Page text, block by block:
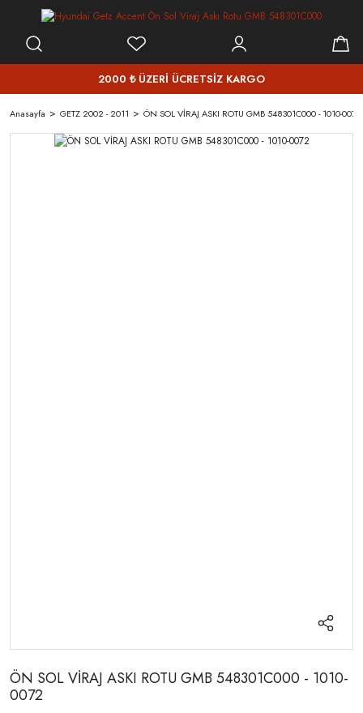
2000 ₺ ÜZERİ ÜCRETSİZ KARGO
Anasayfa GETZ 2002 - 2011 ÖN SOL VİRAJ ASKI ROTU GMB 548301C000 - 1010-0072
ÖN SOL VİRAJ ASKI ROTU GMB 548301C000 - 1010-
0072